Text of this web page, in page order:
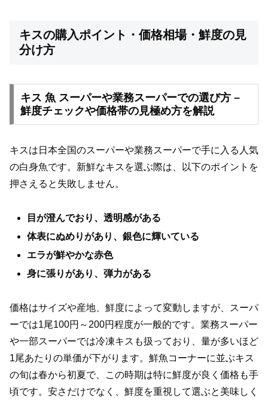
キスの購入ポイント・価格相場・鮮度の見
分け方
キス 魚 スーパーや業務スーパーでの選び方 –
鮮度チェックや価格帯の見極め方を解説
キスは日本全国のスーパーや業務スーパーで手に入る人気
の白身魚です。新鮮なキスを選ぶ際は、以下のポイントを
押さえると失敗しません。
目が澄んでおり、透明感がある
体表にぬめりがあり、銀色に輝いている
エラが鮮やかな赤色
身に張りがあり、弾力がある
価格はサイズや産地、鮮度によって変動しますが、スーパ
ーでは1尾100円～200円程度が一般的です。業務スーパー
や一部スーパーでは冷凍キスも扱っており、量が多いほど
1尾あたりの単価が下がります。鮮魚コーナーに並ぶキス
の旬は春から初夏で、この時期は特に鮮度が良く価格も手
頃です。安さだけでなく、鮮度を重視して選ぶと美味しく